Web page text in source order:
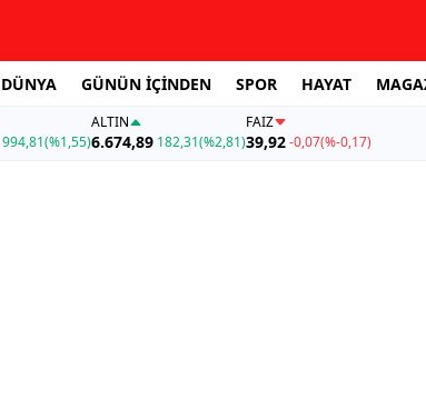
DÜNYA GÜNÜN İÇİNDEN SPOR HAYAT
994,81(%1,55)
ALTIN
6.674,89 182,31(%2,81)
FAİZ
39,92-0,07(%-0,17)